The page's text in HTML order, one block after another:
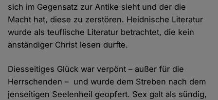
sich im Gegensatz zur Antike sieht und der die
Macht hat, diese zu zerstören. Heidnische Literatur
wurde als teuflische Literatur betrachtet, die kein
anständiger Christ lesen durfte.
Diesseitiges Glück war verpönt – außer für die
Herrschenden – und wurde dem Streben nach dem
jenseitigen Seelenheil geopfert. Sex galt als sündig,